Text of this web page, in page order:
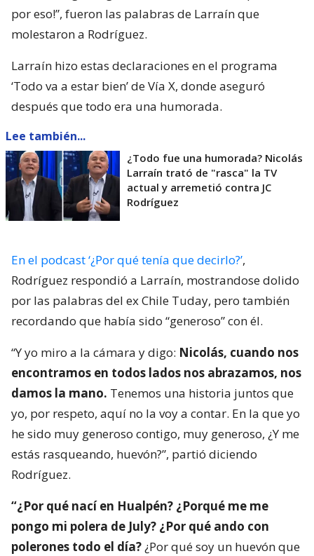
por eso!”, fueron las palabras de Larraín que
molestaron a Rodríguez.
Larraín hizo estas declaraciones en el programa
‘Todo va a estar bien’ de Vía X, donde aseguró
después que todo era una humorada.
Lee también...
¿Todo fue una humorada? Nicolás
Larraín trató de "rasca" la TV
actual y arremetió contra JC
Rodríguez
En el podcast ‘¿Por qué tenía que decirlo?’,
Rodríguez respondió a Larraín, mostrandose dolido
por las palabras del ex Chile Tuday, pero también
recordando que había sido “generoso” con él.
“Y yo miro a la cámara y digo: Nicolás, cuando nos
encontramos en todos lados nos abrazamos, nos
damos la mano. Tenemos una historia juntos que
yo, por respeto, aquí no la voy a contar. En la que yo
he sido muy generoso contigo, muy generoso, ¿Y me
estás rasqueando, huevón?”, partió diciendo
Rodríguez.
“¿Por qué nací en Hualpén? ¿Porqué me me
pongo mi polera de July? ¿Por qué ando con
polerones todo el día?¿Por qué soy un huevón que